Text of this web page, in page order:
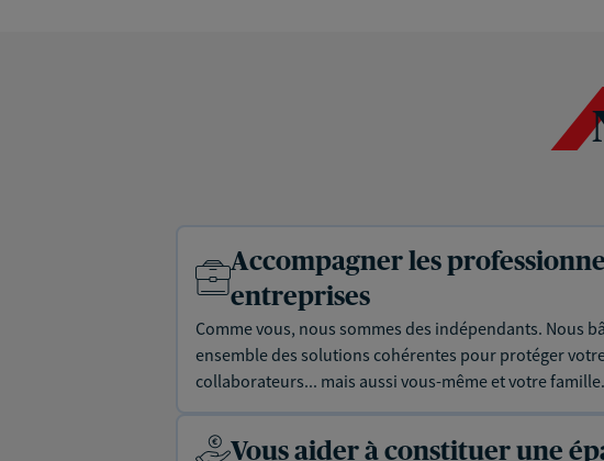
Accompagner les
entreprises
Comme vous, nous sommes des indépendants. Nous
ensemble des solutions cohérentes pour protéger
collaborateurs... mais aussi vous-même et votre famille.
Vous aider à constituer une